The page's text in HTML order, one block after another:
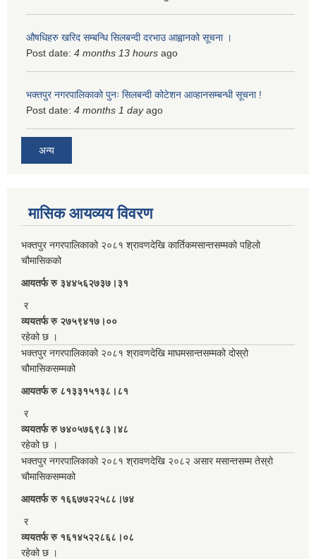
औषधिहरु खरिद सम्बन्धि सिलबन्दी दरभाउ आह्वानको सूचना ।
Post date: 4 months 13 hours ago
भक्तपुर नगरपालिकाको पुनः सिलबन्दी कोटेशन आव्हानसम्बन्धी सूचना !
Post date: 4 months 1 dayago
अन्य
मासिक आयव्यय विवरण
भक्तपुर नगरपालिकाको २०८१ श्रावणदेखि कार्तिकमसान्तसम्मको पहिलो
चौमासिकको
आयतर्फ रु‌ ३४४५६२७३७।३१
र
व्ययतर्फ रु २७५९४१७।००
रहेको छ ।
भक्तपुर नगरपालिकाको २०८१ श्रावणदेखि माघमसान्तसम्मको दोस्रो
चौमासिकसम्मको
आयतर्फ रु‌ ८१३३१५१३८।८१
र
व्ययतर्फ रु ७४०५७६९८३।४८
रहेको छ ।
भक्तपुर नगरपालिकाको २०८१ श्रावणदेखि २०८२ असार मसान्तसम्म तेस्रो
चौमासिकसम्मको
आयतर्फ रु‌ १६६७७२२५८८।७४
र
व्ययतर्फ रु १६१४५२२८६८।०८
रहेको छ ।